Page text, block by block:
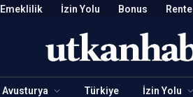
Emeklilik İzin Yolu Bonus Rente
Avusturya Türkiye İzin Yolu